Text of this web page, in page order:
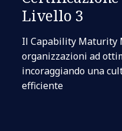
Livello 3
Il Capability Maturity
organizzazioni ad
incoraggiando una
efficiente